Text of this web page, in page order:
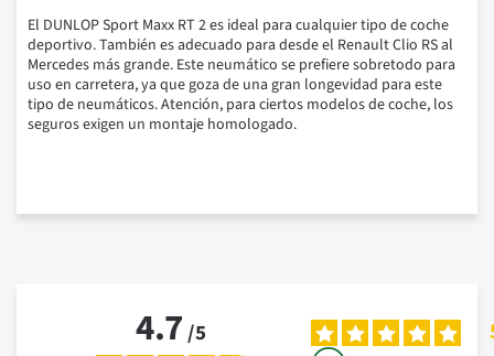
El DUNLOP Sport Maxx RT 2 es ideal para cualquier tipo de coche
deportivo.También es adecuado para desde el Renault Clio RS al
Mercedes más grande. Este neumático se prefiere sobretodo para
uso en carretera, ya que goza de una gran longevidad para este
tipo de neumáticos.Atención, para ciertos modelos de coche, los
seguros exigen un montaje homologado.
4.7/5